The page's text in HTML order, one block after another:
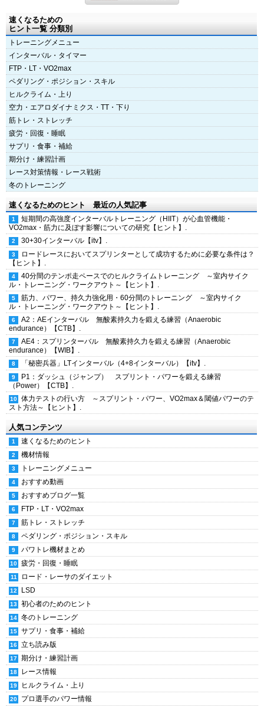
速くなるための
ヒント一覧 分類別
トレーニングメニュー
インターバル・タイマー
FTP・LT・VO2max
ペダリング・ポジション・スキル
ヒルクライム・上り
空力・エアロダイナミクス・TT・下り
筋トレ・ストレッチ
疲労・回復・睡眠
サプリ・食事・補給
期分け・練習計画
レース対策情報・レース戦術
冬のトレーニング
速くなるためのヒント 最近の人気記事
短期間の高強度インターバルトレーニング（HIIT）が心血管機能・
VO2max・筋力に及ぼす影響についての研究【ヒント】.
30+30インターバル【itv】.
ロードレースにおいてスプリンターとして成功するために必要な条件は？
【ヒント】.
40分間のテンポ走ペースでのヒルクライムトレーニング ～室内サイク
ル・トレーニング・ワークアウト～【ヒント】.
筋力、パワー、持久力強化用・60分間のトレーニング ～室内サイク
ル・トレーニング・ワークアウト～【ヒント】.
A2：AEインターバル 無酸素持久力を鍛える練習（Anaerobic
endurance）【CTB】.
AE4：スプリンターバル 無酸素持久力を鍛える練習（Anaerobic
endurance）【WIB】.
「秘密兵器」LTインターバル（4+8インターバル）【itv】.
P1：ダッシュ（ジャンプ） スプリント・パワーを鍛える練習
（Power）【CTB】.
体力テストの行い方 ～スプリント・パワー、VO2max＆閾値パワーのテ
スト方法～【ヒント】.
人気コンテンツ
速くなるためのヒント
機材情報
トレーニングメニュー
おすすめ動画
おすすめブログ一覧
FTP・LT・VO2max
筋トレ・ストレッチ
ペダリング・ポジション・スキル
パワトレ機材まとめ
疲労・回復・睡眠
ロード・レーサのダイエット
LSD
初心者のためのヒント
冬のトレーニング
サプリ・食事・補給
立ち読み版
期分け・練習計画
レース情報
ヒルクライム・上り
プロ選手のパワー情報